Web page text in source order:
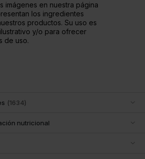
imágenes en nuestra página
los ingredientes
productos. Su uso es
y/o para ofrecer
de uso.
(1634)
nutricional